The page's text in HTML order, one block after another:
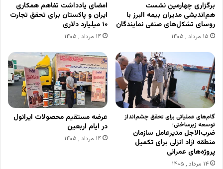
برگزاری چهارمین نشست
هم‌اندیشی مدیران بیمه البرز با
روسای تشکل‌های صنفی نمایندگان
۱۵ مرداد , ۱۴۰۵
امضای یادداشت تفاهم همکاری
ایران و پاکستان برای تحقق تجارت
۱۰ میلیارد دلاری
۱۴ مرداد , ۱۴۰۵
گام‌های عملیاتی برای تحقق چشم‌انداز
توسعه زیرساختی؛
ضرب‌الاجل مدیرعامل سازمان
منطقه آزاد انزلی برای تکمیل
پروژه‌های عمرانی
۱۴ مرداد , ۱۴۰۵
عرضه مستقیم محصولات ایرانول
در ایام اربعین
۱۴ مرداد , ۱۴۰۵